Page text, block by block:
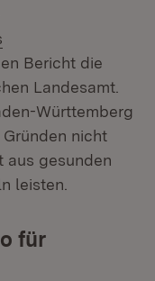
Bericht die
Landesamt.
Württemberg
nicht
aus gesunden
leisten.
für